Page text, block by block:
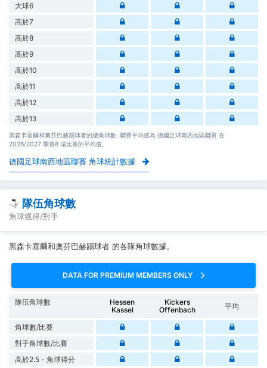
大球6
高於7
高於8
高於9
高於10
高於11
高於12
高於13
黑森卡塞爾和奧芬巴赫踢球者的總角球數. 聯賽平均值為 德國足球南西地區聯賽 在
2026/2027 季賽8 場比賽的平均值。
德國足球南西地區聯賽 角球統計數據
隊伍角球數
角球獲得/對手
黑森卡塞爾和奧芬巴赫踢球者 的各隊角球數據。
DATA FOR PREMIUM MEMBERS ONLY
隊伍角球數
Hessen
Kassel
Kickers
Offenbach
平均
角球數/比賽
對手角球數/比賽
高於2.5 - 角球得分